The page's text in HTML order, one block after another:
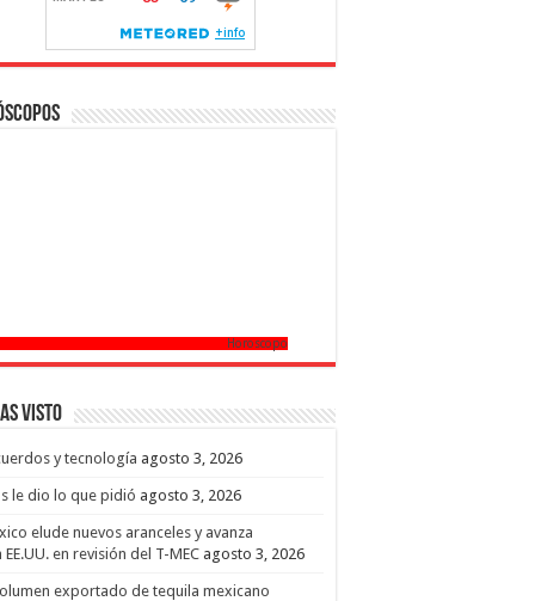
Horoscopo
Visto
y tecnología agosto 3, 2026
le dio lo que pidió agosto 3, 2026
elude nuevos aranceles y avanza
EE.UU. en revisión del T-MEC agosto 3, 2026
exportado de tequila mexicano